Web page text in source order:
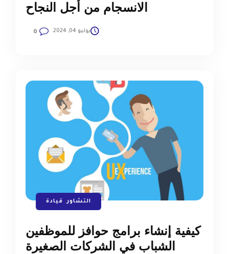
الانسجام من أجل النجاح
يوليو 04, 2024 0
التشاور, قيادة
كيفية إنشاء برامج حوافز للموظفين
الشباب في الشركات الصغيرة